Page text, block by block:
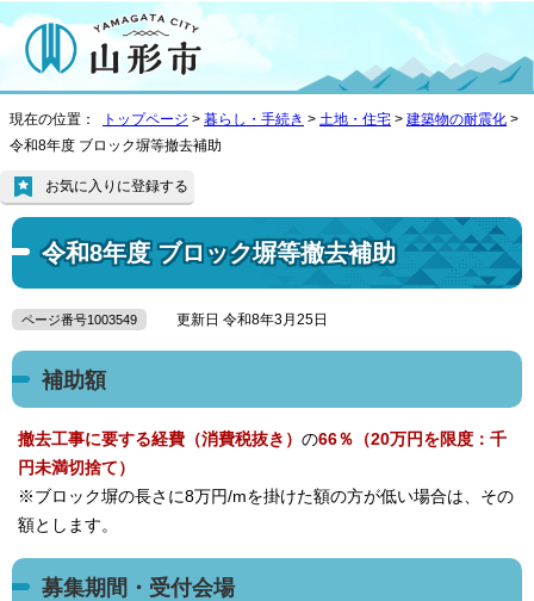
現在の位置： トップページ > 暮らし・手続き > 土地・住宅 > 建築物の耐震化 >
令和8年度 ブロック塀等撤去補助
令和8年度 ブロック塀等撤去補助
お気に入りに登録する
ページ番号1003549 更新日 令和8年3月25日
補助額
撤去工事に要する経費（消費税抜き） の66％（20万円を限度：千
円未満切捨て）
※ブロック塀の長さに8万円/mを掛けた額の方が低い場合は、その
額とします。
募集期間・受付会場